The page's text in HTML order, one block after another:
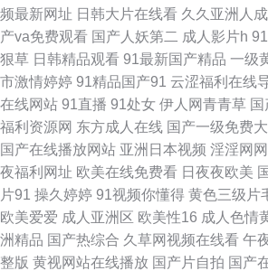
视频 日韩欧美国产八点影院 91看黄 国产精品成人
丝袜 www91福利视频 国产avv福利播放 91视频国
久网站 国产精品久久一区 影音先锋av无码一区 成
第9页 91看恋足 日韩大片伦理 91香蕉电影院 久草
福利彩票 国产91绿帽老婆合集 五月亭亭A 91在线
伊 东方av一直在线 午夜精品久久麻豆 福利导航
频最新网址 日韩大片在线看 久久亚洲人成
产va免费观看 国产人妖第二 成人影片h
狠草 日韩精品观看 91最新国产精品 一级
市激情婷婷 91精品国产91 云涩福利在线
在线网站 91直播 91处女 伊人网青青草
福利资源网 东方成人在线 国产一级免费
国产在线播放网站 亚洲日本视频 淫淫网网
夜福利网址 欧美在线免费看 日夜夜欧美
片91 操久婷婷 91视频你懂得 黄色三级片
欧美爱爱 成人亚洲区 欧美性16 成人色情
洲精品 国产热综合 久草网视频在线看 午
整版 黄视网站在线播放 国产片自拍 国产